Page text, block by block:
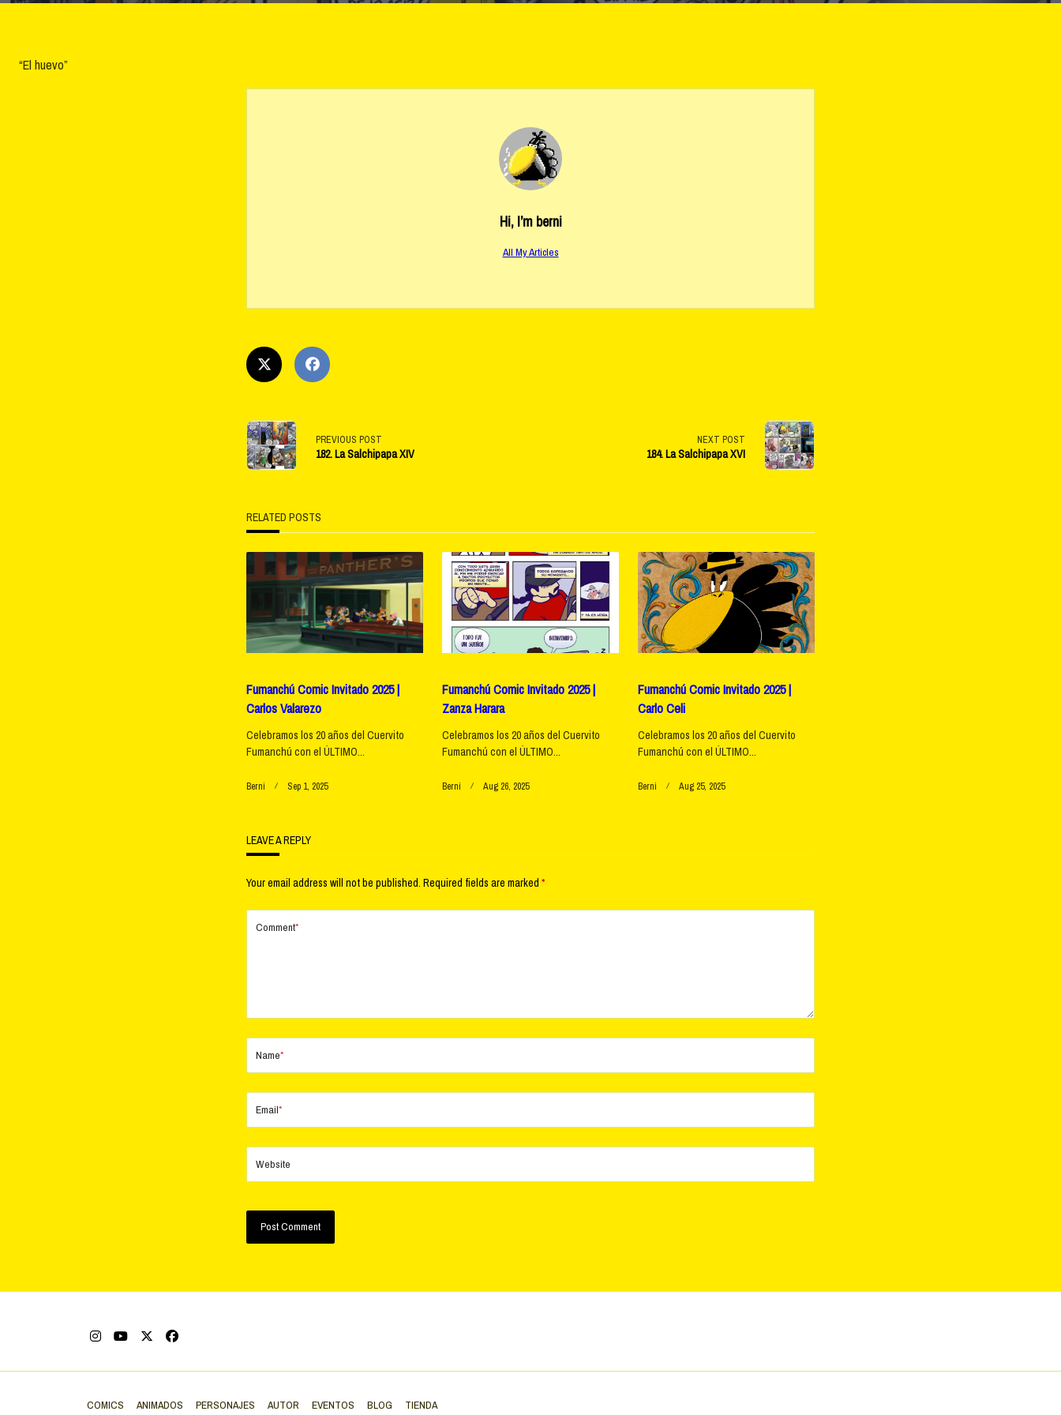
“El huevo”
Hi, I’m berni
All My Articles
<span
class="nav-
subtitle
screen-
reader-
text">Page</span>
PREVIOUS POST
182. La Salchipapa XIV
NEXT POST
184. La Salchipapa XVI
RELATED POSTS
Fumanchú Comic Invitado 2025 |
Carlos Valarezo
Celebramos los 20 años del Cuervito
Fumanchú con el ÚLTIMO...
Berni Sep 1, 2025
Fumanchú Comic Invitado 2025 |
Zanza Harara
Celebramos los 20 años del Cuervito
Fumanchú con el ÚLTIMO...
Berni Aug 26, 2025
Fumanchú Comic Invitado 2025 |
Carlo Celi
Celebramos los 20 años del Cuervito
Fumanchú con el ÚLTIMO...
Berni Aug 25, 2025
LEAVE A REPLY
Your email address will not be published. Required fields are marked *
Comment*
Name*
Email*
Website
COMICS ANIMADOS PERSONAJES AUTOR EVENTOS BLOG TIENDA